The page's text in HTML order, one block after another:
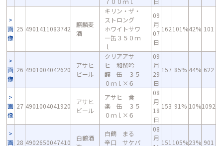
画
像
25 4901411083742
麒麟麦
酒
キリン・ザ・
ストロング
ホワイトサワ
ー缶３５０ｍ
ｌ
09
月
07
日
162101%42% 101
画
像
26 4901004042620
アサヒ
ビール
クリアアサ
ヒ 和撰吟
醸 缶 ３５
０ｍｌ×６
09
月
29
日
157 85% 44% 622
画
像
27 4901004041920
アサヒ
ビール
アサヒ 食
楽 缶 ３５
０ｍｌ×６
08
月
18
日
153 91% 10%1092
画 28 4902650047410
白鶴酒
白鶴 まる
辛口 サケパ
08
月
151 105%23% 901